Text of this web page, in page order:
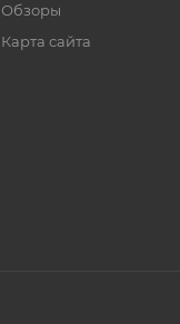
Обзоры
Карта сайта